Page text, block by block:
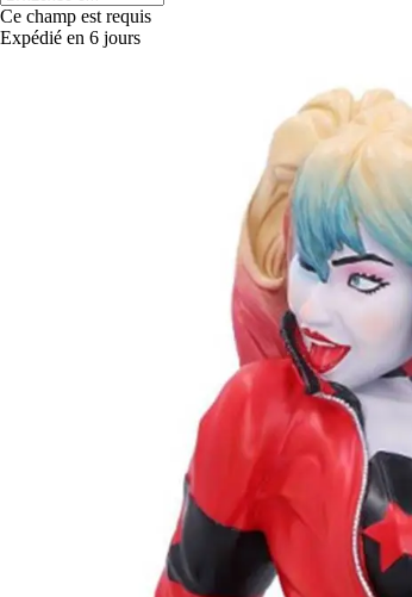
Ce champ est requis
Expédié en 6 jours